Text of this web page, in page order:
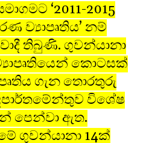
‘2011-2015
ව්‍යාපෘතිය’ නම්
තිබුණි. ගුවන්යානා
කොටසක්
ගැන තොරතුරු
විශේෂ
පෙන්වා ඇත.
ගුවන්යානා 14ක්